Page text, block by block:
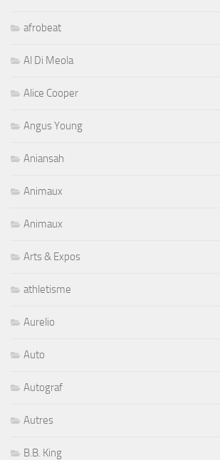
afrobeat
Al Di Meola
Alice Cooper
Angus Young
Aniansah
Animaux
Animaux
Arts & Expos
athletisme
Aurelio
Auto
Autograf
Autres
B.B. King